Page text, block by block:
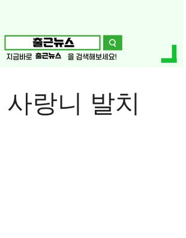
랑니 발치